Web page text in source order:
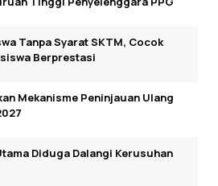
Tanpa Syarat SKTM, Cocok
Berprestasi
Mekanisme Peninjauan Ulang
Diduga Dalangi Kerusuhan